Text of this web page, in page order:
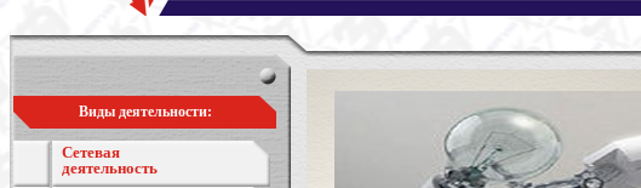
Виды деятельности:
Сетевая
деятельность